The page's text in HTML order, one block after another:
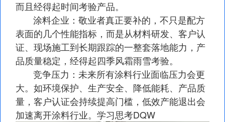
而且经得起时间考验产品。
涂料企业：敬业者真正要补的，不只是配方
表面的几个性能指标，而是从材料研发、客户认
证、现场施工到长期跟踪的一整套落地能力，产
品质量稳定，经得起四季风霜雨雪考验。
竞争压力：未来所有涂料行业面临压力会更
大。如环境保护、生产安全、降低能耗、产品质
量，客户认证会持续提高门槛，低效产能退出会
加速离开涂料行业。学习思考DQW